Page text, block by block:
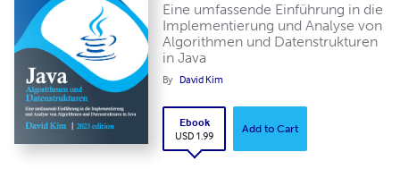
Eine umfassende Einführung in die
Implementierung und Analyse von
Algorithmen und Datenstrukturen
in Java
By David Kim
Ebook
USD 1.99
Add to Cart